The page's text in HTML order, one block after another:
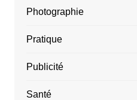
Photographie
Pratique
Publicité
Santé